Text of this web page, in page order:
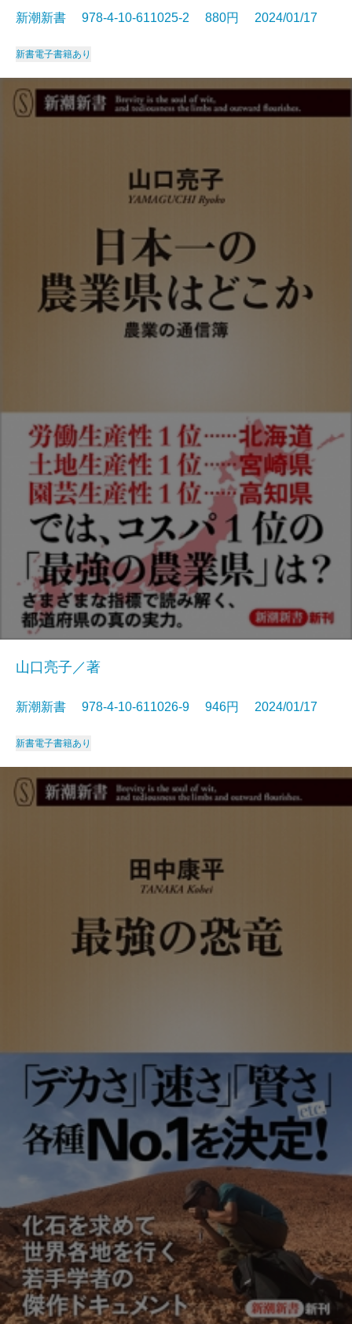
新潮新書 978-4-10-611025-2 880円 2024/01/17
新書電子書籍あり
山口亮子／著
新潮新書 978-4-10-611026-9 946円 2024/01/17
新書電子書籍あり